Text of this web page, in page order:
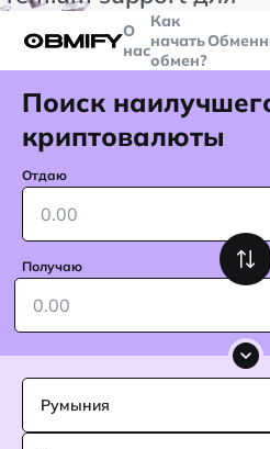
больше
О
нас
Как
начать
обмен?
Поиск
криптовалюты
Отдаю
Получаю
Румыния